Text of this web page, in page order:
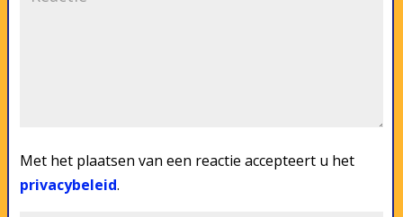
Met het plaatsen van een reactie accepteert u het
privacybeleid.